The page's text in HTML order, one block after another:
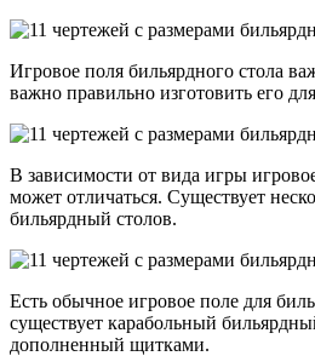
Игровое поля бильярдного стола
важно правильно изготовить его
В зависимости от вида игры
может отличаться. Существует
бильярдный столов.
Есть обычное игровое поле для
существует карабольный
дополненный щитками.